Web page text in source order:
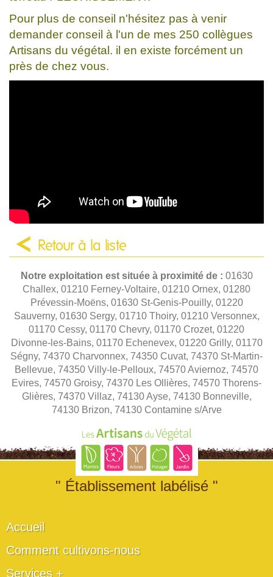
Pour plus de conseil n'hésitez pas à venir
demander conseil à l'un de mes 250 collègues
Artisans du végétal. il en existe forcément un
près de chez vous.
Retour à la liste
Notre exploitation est située à proximité de : 01630
Challex, 01210 Ferney-Voltaire, 01210 Ornex, 01280
Prévessin-Moëns, 01630 St-Genis-Pouilly, 01220
Sauverny, 01630 Sergy, 01710 Thoiry, 01210 Versonnex,
01170 Cessy, 01170 Chevry, 01170 Crozet, 01220
Divonne-les-Bains, 01170 Echenevex, 01220 Grilly, 01170
Ségny, 74370 Charvonnex, 74350 Cuvat, 74370 St-Martin-
Bellevue, 74350 Villy-le-Pelloux, 74570 Aviernoz, 74570
Evires, 74570 Groisy, 74370 Les Ollières, 74570 Thorens-
Glières, 74370 Villaz, 74130 Ayse, 74130 Bonneville,
74130 Brizon, 74130 Contamine s/Arve
" Établissement labélisé "
Accueil
Comment cultivons-nous
Services +